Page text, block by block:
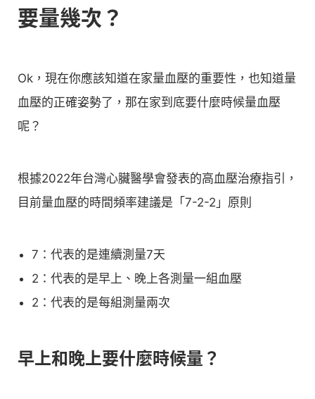
要量幾次？
Ok，現在你應該知道在家量血壓的重要性，也知道量
血壓的正確姿勢了，那在家到底要什麼時候量血壓
呢？
根據2022年台灣心臟醫學會發表的高血壓治療指引，
目前量血壓的時間頻率建議是「7-2-2」原則
7：代表的是連續測量7天
2：代表的是早上、晚上各測量一組血壓
2：代表的是每組測量兩次
早上和晚上要什麼時候量？